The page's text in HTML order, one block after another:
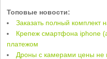
Топовые новости:
Заказать полный комплект
Крепеж смартфона iphone
платежом
Дроны с камерами цены не